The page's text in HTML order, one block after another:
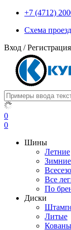
+7 (4712)
Схема
Вход /Регистрация
0
0
Шины
Летние
Зимние
Все
По
Диски
Литые